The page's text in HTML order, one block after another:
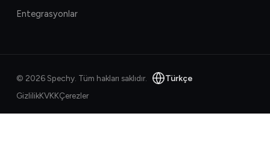
Entegrasyonlar
© 2026Spechy. Tüm hakları saklıdır. Türkçe
GizlilikKVKKÇerezler